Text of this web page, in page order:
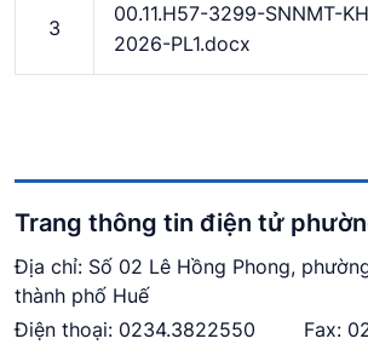
3
00.11.H57-3299-SNNMT-
2026-PL1.docx
Trang thông tin điện tử
Địa chỉ: Số 02 Lê Hồng Phong,
thành phố Huế
Điện thoại: 0234.3822550
Fax: